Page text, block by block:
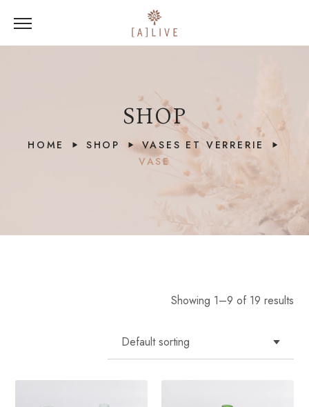
SHOP
HOME SHOP
VASES ET VERRERIE
VASE
Showing 1–9 of 19 results